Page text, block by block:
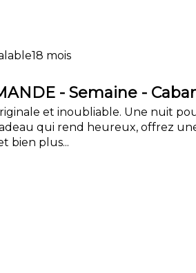
18 mois
- Semaine -
et inoubliable. Une nuit
qui rend heureux, offrez
bien plus...